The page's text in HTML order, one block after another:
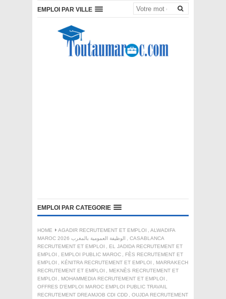
EMPLOI PAR VILLE
EMPLOI PAR CATEGORIE
HOME AGADIR RECRUTEMENT ET EMPLOI , ALWADIFA
MAROC 2026 الوظيفة العمومية بالمغرب
, CASABLANCA
RECRUTEMENT ET EMPLOI , EL JADIDA RECRUTEMENT ET
EMPLOI , EMPLOI PUBLIC MAROC , FÈS RECRUTEMENT ET
EMPLOI , KÉNITRA RECRUTEMENT ET EMPLOI , MARRAKECH
RECRUTEMENT ET EMPLOI , MEKNÈS RECRUTEMENT ET
EMPLOI , MOHAMMEDIA RECRUTEMENT ET EMPLOI ,
OFFRES D'EMPLOI MAROC EMPLOI PUBLIC TRAVAIL
RECRUTEMENT DREAMJOB CDI CDD , OUJDA RECRUTEMENT